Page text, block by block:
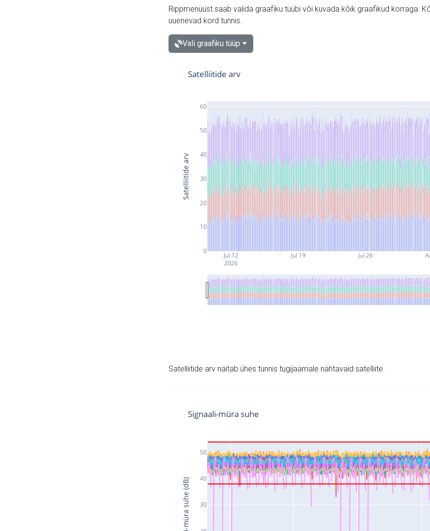
Rippmenüüst saab valida graafiku tüübi või kuvada kõik graafikud korraga.
uuenevad kord tunnis.
Vali graafiku tüüp
Jul 12
2026
Jul 19 Jul 26
0
10
20
30
40
50
60
Satelliitide arv
Satelliitide arv
Satelliitide arv näitab ühes tunnis tugijaamale nähtavaid satelliite.
30
40
50
Signaali-müra suhe